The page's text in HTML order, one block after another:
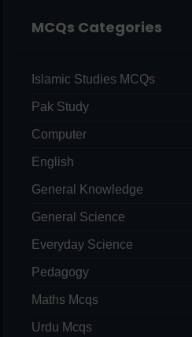
MCQs Categories
Islamic Studies MCQs
Pak Study
Computer
English
General Knowledge
General Science
Everyday Science
Pedagogy
Maths Mcqs
Urdu Mcqs